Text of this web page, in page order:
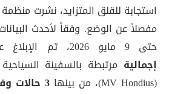
استجابة للقلق المتزايد، نشرت منظمة
مفصلاً عن الوضع. وفقاً لأحدث
حتى 9 مايو 2026، تم الإبلاغ عن
إجمالية مرتبطة بالسفينة
(MV Hondius)، من بينها
3 حالات وفاة